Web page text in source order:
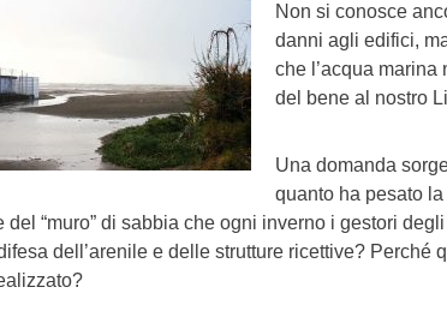
Non si conosce
danni agli edifici,
che l’acqua marina
del bene al nostro
Una domanda
quanto ha pesato la
del “muro” di sabbia che ogni inverno i gestori
dell’arenile e delle strutture ricettive? Perché